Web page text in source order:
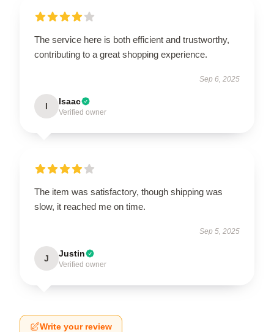
The service here is both efficient and trustworthy,
contributing to a great shopping experience.
Sep 6, 2025
I Isaac
Verified owner
The item was satisfactory, though shipping was
slow, it reached me on time.
Sep 5, 2025
J Justin
Verified owner
Write your review